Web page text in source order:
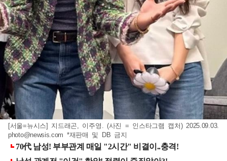
[서울=뉴시스] 지드래곤, 이주영. (사진 = 인스타그램 캡처) 2025.09.03.
photo@newsis.com *재판매 및 DB 금지